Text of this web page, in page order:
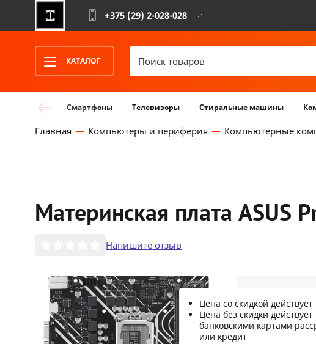
+375 (29) 2-028-028
КАТАЛОГ
Смартфоны Телевизоры Стиральные машины
Главная Компьютеры и периферия Компьютерные
Материнская плата ASUS
Напишите отзыв
Цена со скидкой
Цена без скидки
банковскими картами
или кредит
Сообщить